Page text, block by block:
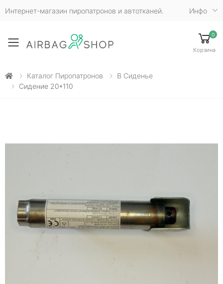
Интернет-магазин пиропатронов и автотканей. Инфо
Toggle mobile menu
0
Корзина
Каталог Пиропатронов
В Сиденье
Сидение 20*110